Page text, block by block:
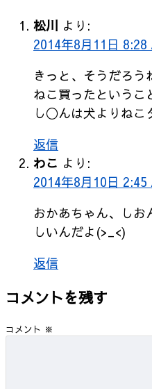
松川 より:
2014年8月11日 8:28
きっと、そうだろう
ねこ買ったというこ
し◯んは犬よりねこ
返信
わこ より:
2014年8月10日 2:45
おかあちゃん、しお
しいんだよ(>_<)
返信
コメントを残す
コメント ※